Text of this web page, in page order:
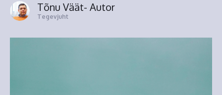
Tõnu Väät- Autor
Tegevjuht